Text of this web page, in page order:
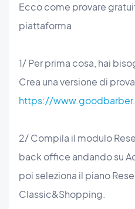
Ecco come provare
piattaforma
1/ Per prima cosa, hai
Crea una versione di
https://
2/ Compila il modulo
back office andando su
poi seleziona il piano
Classic&Shopping.